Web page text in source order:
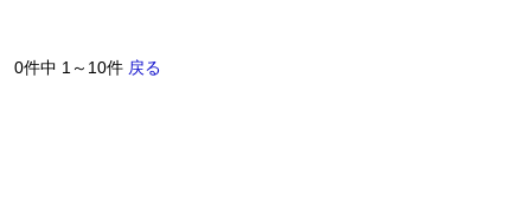
0件中 1～10件 戻る